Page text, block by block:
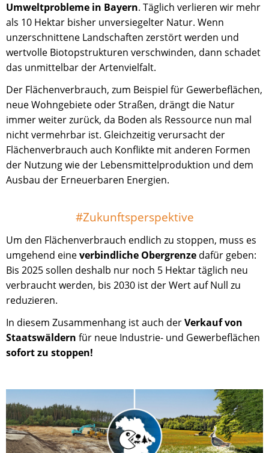
Umweltprobleme in Bayern. Täglich verlieren wir mehr
als 10 Hektar bisher unversiegelter Natur. Wenn
unzerschnittene Landschaften zerstört werden und
wertvolle Biotopstrukturen verschwinden, dann schadet
das unmittelbar der Artenvielfalt.
Der Flächenverbrauch, zum Beispiel für Gewerbeflächen,
neue Wohngebiete oder Straßen, drängt die Natur
immer weiter zurück, da Boden als Ressource nun mal
nicht vermehrbar ist. Gleichzeitig verursacht der
Flächenverbrauch auch Konflikte mit anderen Formen
der Nutzung wie der Lebensmittelproduktion und dem
Ausbau der Erneuerbaren Energien.
#Zukunftsperspektive
Um den Flächenverbrauch endlich zu stoppen, muss es
umgehend eineverbindliche Obergrenze dafür geben:
Bis 2025 sollen deshalb nur noch 5 Hektar täglich neu
verbraucht werden, bis 2030 ist der Wert auf Null zu
reduzieren.
In diesem Zusammenhang ist auch derVerkauf von
Staatswäldern für neue Industrie- und Gewerbeflächen
sofort zu stoppen!